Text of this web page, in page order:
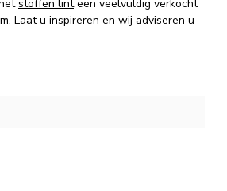
stoffen linteen veelvuldig verkocht
Laat u inspireren en wij adviseren u